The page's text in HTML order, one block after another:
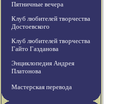
Пятничные вечера
Клуб любителей творчества
Достоевского
Клуб любителей творчества
Гайто Газданова
Энциклопедия Андрея
Платонова
Мастерская перевода